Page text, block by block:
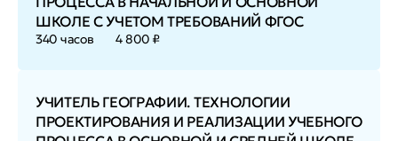
ШКОЛЕ С УЧЕТОМ ТРЕБОВАНИЙ ФГОС
340 часов 4 800 ₽
УЧИТЕЛЬ ГЕОГРАФИИ. ТЕХНОЛОГИИ
ПРОЕКТИРОВАНИЯ И РЕАЛИЗАЦИИ УЧЕБНОГО